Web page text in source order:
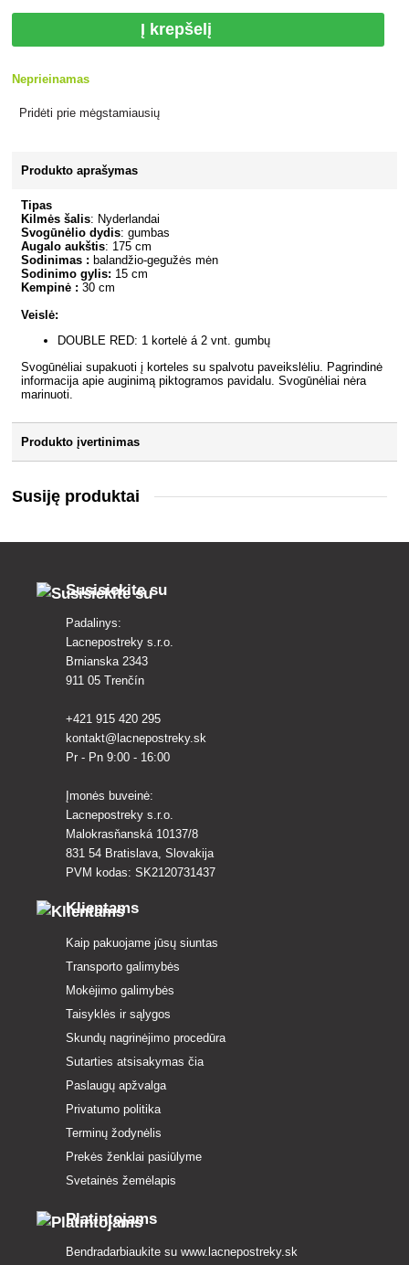
Į krepšelį
Neprieinamas
Pridėti prie mėgstamiausių
Produkto aprašymas
Tipas
Kilmės šalis: Nyderlandai
Svogūnėlio dydis: gumbas
Augalo aukštis: 175 cm
Sodinimas : balandžio-gegužės mėn
Sodinimo gylis: 15 cm
Kempinė : 30 cm
Veislė:
DOUBLE RED: 1 kortelė á 2 vnt. gumbų
Svogūnėliai supakuoti į korteles su spalvotu paveikslėliu. Pagrindinė
informacija apie auginimą piktogramos pavidalu. Svogūnėliai nėra
marinuoti.
Produkto įvertinimas
Susiję produktai
Susisiekite su
Padalinys:
Lacnepostreky s.r.o.
Brnianska 2343
911 05 Trenčín
+421 915 420 295
kontakt@lacnepostreky.sk
Pr - Pn 9:00 - 16:00
Įmonės buveinė:
Lacnepostreky s.r.o.
Malokrasňanská 10137/8
831 54 Bratislava, Slovakija
PVM kodas: SK2120731437
Klientams
Kaip pakuojame jūsų siuntas
Transporto galimybės
Mokėjimo galimybės
Taisyklės ir sąlygos
Skundų nagrinėjimo procedūra
Sutarties atsisakymas čia
Paslaugų apžvalga
Privatumo politika
Terminų žodynėlis
Prekės ženklai pasiūlyme
Svetainės žemėlapis
Platintojams
Bendradarbiaukite su www.lacnepostreky.sk